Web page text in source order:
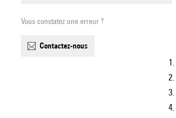
Vous constatez une erreur ?
contactez-nous